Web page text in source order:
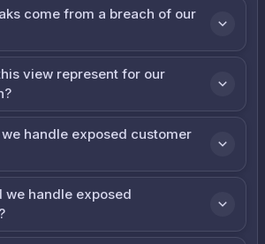
come from a breach of our
view represent for our
handle exposed customer
we handle exposed